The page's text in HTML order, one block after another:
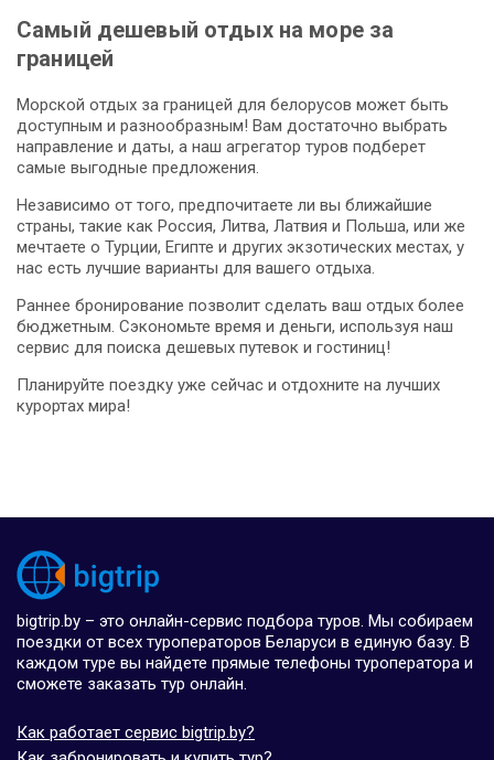
Самый дешевый отдых на море за
границей
Морской отдых за границей для белорусов может быть
доступным и разнообразным! Вам достаточно выбрать
направление и даты, а наш агрегатор туров подберет
самые выгодные предложения.
Независимо от того, предпочитаете ли вы ближайшие
страны, такие как Россия, Литва, Латвия и Польша, или же
мечтаете о Турции, Египте и других экзотических местах, у
нас есть лучшие варианты для вашего отдыха.
Раннее бронирование позволит сделать ваш отдых более
бюджетным. Сэкономьте время и деньги, используя наш
сервис для поиска дешевых путевок и гостиниц!
Планируйте поездку уже сейчас и отдохните на лучших
курортах мира!
bigtrip.by – это онлайн-сервис подбора туров. Мы собираем
поездки от всех туроператоров Беларуси в единую базу. В
каждом туре вы найдете прямые телефоны туроператора и
сможете заказать тур онлайн.
Как работает сервис bigtrip.by?